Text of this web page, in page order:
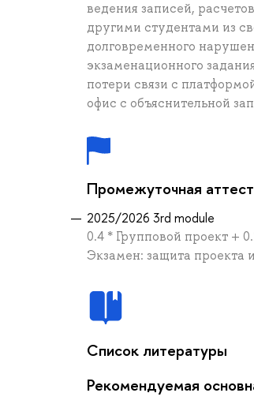
ведения записей,
другими студентами из
долговременного
экзаменационного
потери связи с
офис с объяснительной
Промежуточная
2025/2026 3rd module
0.4 * Групповой проект +
Экзамен: защита проекта
Список литературы
Рекомендуемая